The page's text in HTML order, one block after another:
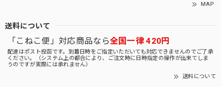
MAP
送料について
「こねこ便」対応商品なら全国一律 420円
配達はポスト投函です。到着日時をご指定いただいても対応できませんのでご了承
ください。（システム上の都合により、ご注文時に日時指定の操作が出来てしま
うのですが実際には承れません）
送料について